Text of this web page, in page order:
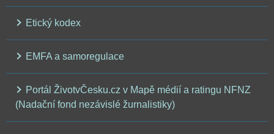
Etický kodex
EMFA a samoregulace
Portál ŽivotvČesku.cz v Mapě médií a ratingu NFNZ
(Nadační fond nezávislé žurnalistiky)